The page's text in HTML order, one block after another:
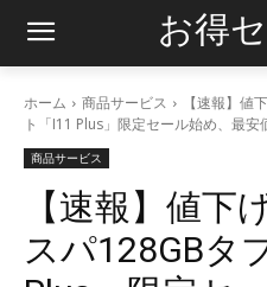
お得
ホーム 商品サービス
【速報】値
ト「I11 Plus」限定セール始め、最安
商品サービス
【速報】値下
スパ128GBタ